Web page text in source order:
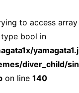
to access
bool in
diver_child/
on line140